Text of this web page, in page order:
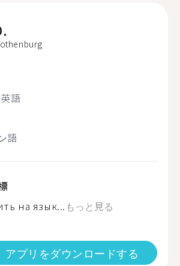
英語
語
на язык... もっと見る
アプリをダウンロードする